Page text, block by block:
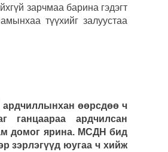
зарчмаа барина гэдэгт
түүхийг залуустаа
ардчиллынхан өөрсдөө ч
ганцаараа ардчилсан
домог ярина. МСДН бид
зэрлэгүүд юугаа ч хийж